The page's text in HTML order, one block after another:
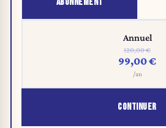
Annuel
120,00 €
99,00 €
/an
CONTINUER